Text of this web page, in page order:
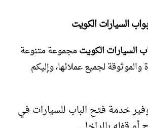
السيارات الكويت
السيارات الكويتمجموعة متنوعة
لجميع عملائها، وإليكم
خدمة فتح الباب للسيارات في